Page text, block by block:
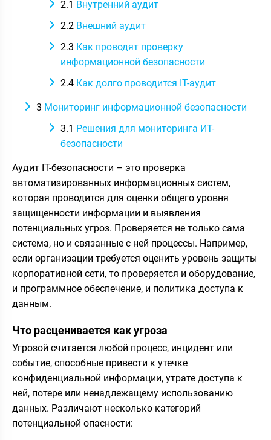
2.1 Внутренний аудит
2.2 Внешний аудит
2.3 Как проводят проверку
информационной безопасности
2.4 Как долго проводится IT-аудит
3 Мониторинг информационной безопасности
3.1 Решения для мониторинга ИТ-
безопасности
Аудит IT-безопасности – это проверка
автоматизированных информационных систем,
которая проводится для оценки общего уровня
защищенности информации и выявления
потенциальных угроз. Проверяется не только сама
система, но и связанные с ней процессы. Например,
если организации требуется оценить уровень защиты
корпоративной сети, то проверяется и оборудование,
и программное обеспечение, и политика доступа к
данным.
Что расценивается как угроза
Угрозой считается любой процесс, инцидент или
событие, способные привести к утечке
конфиденциальной информации, утрате доступа к
ней, потере или ненадлежащему использованию
данных. Различают несколько категорий
потенциальной опасности: